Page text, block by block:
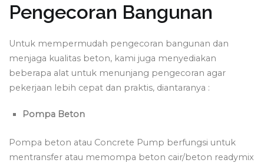
Pengecoran Bangunan
Untuk mempermudah pengecoran bangunan dan
menjaga kualitas beton, kami juga menyediakan
beberapa alat untuk menunjang pengecoran agar
pekerjaan lebih cepat dan praktis, diantaranya :
Pompa Beton
Pompa beton atau Concrete Pump berfungsi untuk
mentransfer atau memompa beton cair/beton readymix